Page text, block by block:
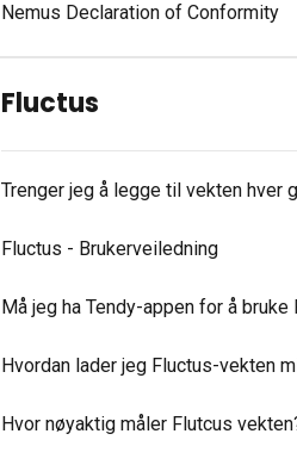
Nemus Declaration of Conformity
Fluctus
Trenger jeg å legge til vekten hver
Fluctus - Brukerveiledning
Må jeg ha Tendy-appen for å
Hvordan lader jeg Fluctus-vekten
Hvor nøyaktig måler Flutcus